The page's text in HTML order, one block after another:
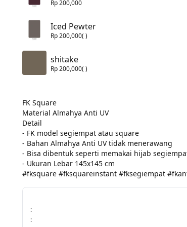
Rp 200,000
Iced Pewter
Rp 200,000( )
shitake
Rp 200,000( )
FK Square
Material Almahya Anti UV
Detail
- FK model segiempat atau square
- Bahan Almahya Anti UV tidak menerawang
- Bisa dibentuk seperti memakai hijab
- Ukuran Lebar 145x145 cm
#fksquare #fksquareinstant #fksegiempat
:
: